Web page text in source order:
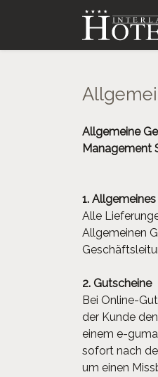
Allgemeine
Management
1. Allgemeines
Alle
Allgemeinen
2. Gutscheine
Bei Online-
der Kunde
einem e-
sofort nach
um einen